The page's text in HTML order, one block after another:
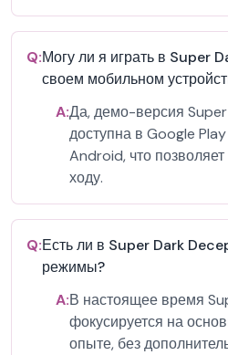
Q:Могу ли я играть в Super
своем мобильном
A:Да, демо-версия
доступна в Google
Android, что
ходу.
Q:Есть ли в Super Dark
режимы?
A:В настоящее время
фокусируется на
опыте, без